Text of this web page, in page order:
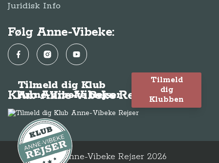
Juridisk Info
Følg Anne-Vibeke:
FacebookInstagramYouTube
Klub Anne-Vibeke Rejser
Tilmeld dig Klub
Anne-Vibeke Rejser
Tilmeld
dig
Klubben
© Anne-Vibeke Rejser 2026